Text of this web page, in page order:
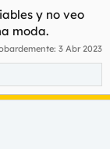
y no veo
moda.
3 Abr 2023